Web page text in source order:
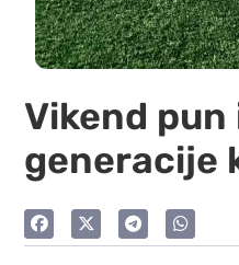
Vikend pun
generacije